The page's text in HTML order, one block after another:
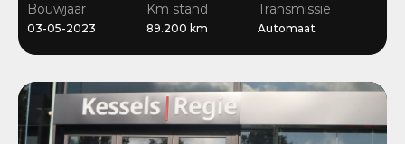
Ambient | Matrix | ACC |
Blis | Keyless
Bouwjaar
03-05-2023
Km stand
89.200 km
Transmissie
Automaat